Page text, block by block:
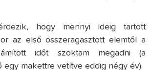
hogy mennyi ideig tartott
az első összeragasztott elemtől a
időt szoktam megadni (a
egy makettre vetítve eddig négy év).